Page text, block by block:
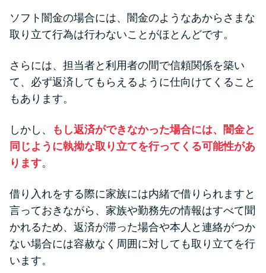
ソフト闇金の場合には、闇金のようなあからさまな
取り立て行為は行わないことがほとんどです。
さらには、担当者と利用者の間で信頼関係を築い
て、必ず返済してもらえるように仕向けてくること
もあります。
しかし、
もし返済ができなかった場合には、闇金と
同じように執拗な取り立てを行ってくる可能性があ
ります。
借り入れをする際に家族には内緒で借りられますと
言っておきながら、家族や勤務先の情報はすべて聞
かれるため、返済が滞った場合や本人と連絡がつか
ない場合には容赦なく周囲に対しても取り立てを行
います。